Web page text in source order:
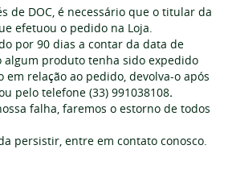
de DOC, é necessário que o titular da
efetuou o pedido na Loja.
por 90 dias a contar da data de
algum produto tenha sido expedido
em relação ao pedido, devolva-o após
pelo telefone (33) 991038108.
falha, faremos o estorno de todos
persistir, entre em contato conosco.